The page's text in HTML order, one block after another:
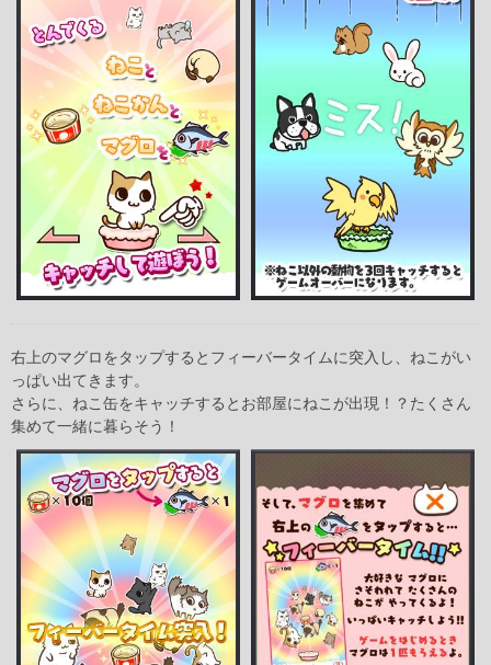
右上のマグロをタップするとフィーバータイムに突入し、ねこがい
っぱい出てきます。
さらに、ねこ缶をキャッチするとお部屋にねこが出現！？たくさん
集めて一緒に暮らそう！